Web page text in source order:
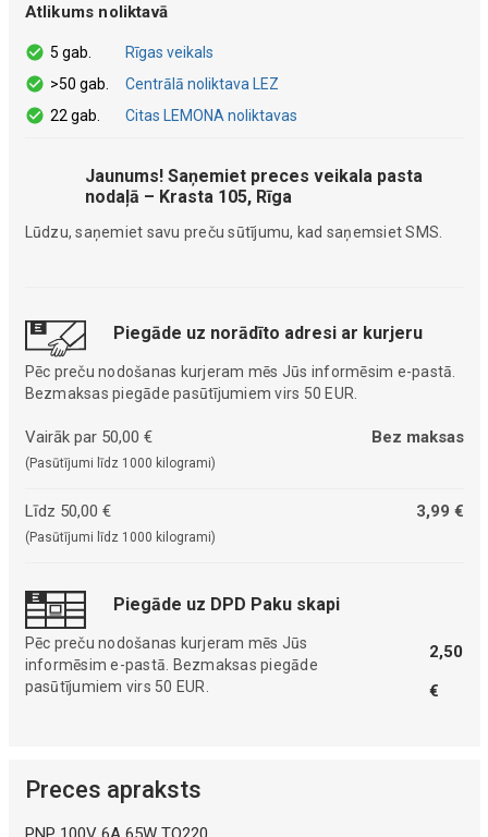
Atlikums noliktavā
5 gab.
Rīgas veikals
>50 gab.
Centrālā noliktava LEZ
22 gab.
Citas LEMONA noliktavas
Jaunums! Saņemiet preces veikala pasta
nodaļā – Krasta 105, Rīga
Lūdzu, saņemiet savu preču sūtījumu, kad saņemsiet SMS.
Piegāde uz norādīto adresi ar kurjeru
Pēc preču nodošanas kurjeram mēs Jūs informēsim e-pastā.
Bezmaksas piegāde pasūtījumiem virs 50 EUR.
Vairāk par 50,00 €
(Pasūtījumi līdz 1000 kilogrami)
Bez maksas
Līdz 50,00 €
(Pasūtījumi līdz 1000 kilogrami)
3,99 €
Piegāde uz DPD Paku skapi
Pēc preču nodošanas kurjeram mēs Jūs
informēsim e-pastā. Bezmaksas piegāde
pasūtījumiem virs 50 EUR.
2,50
€
Preces apraksts